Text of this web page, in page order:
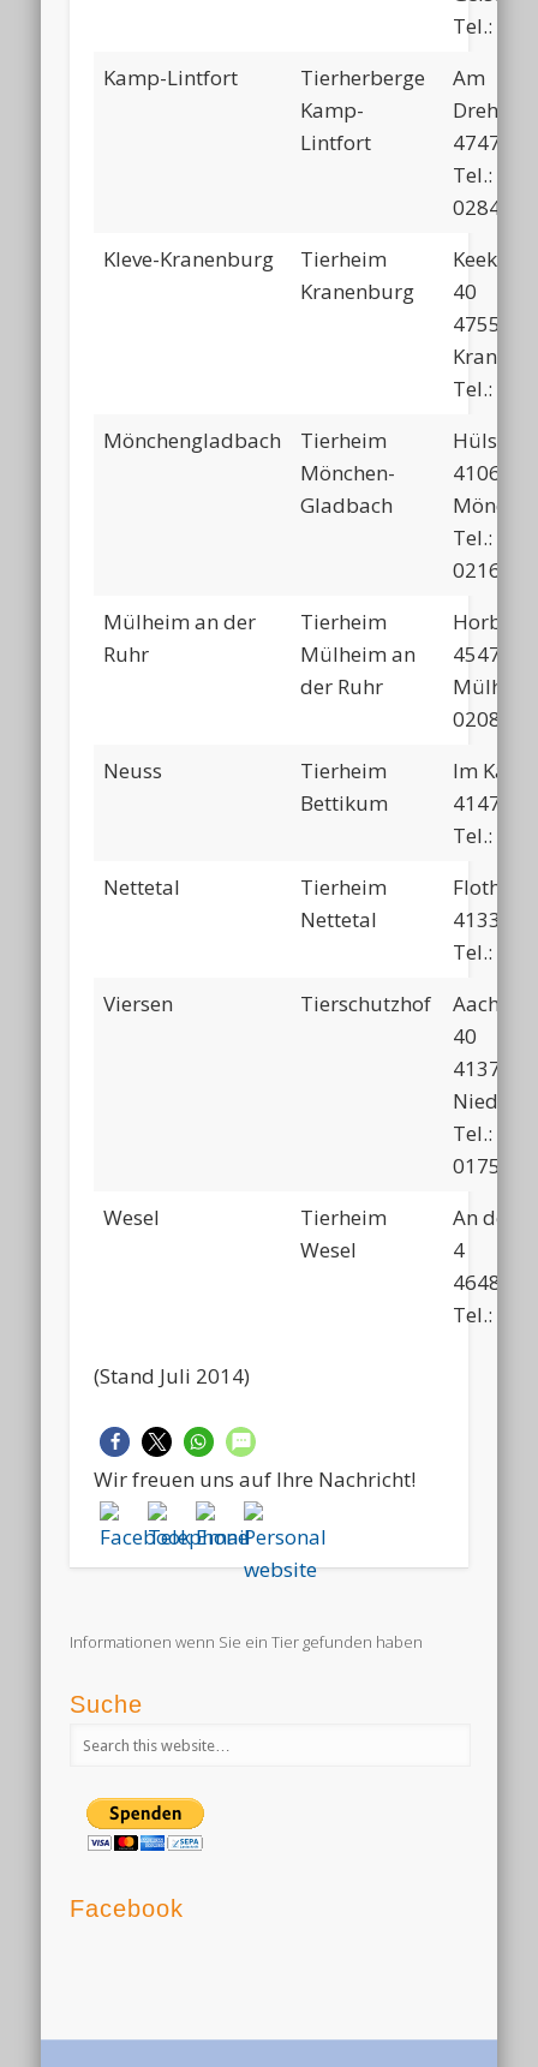
Tel.:
Kamp-Lintfort
Tierherberge
Kamp-
Lintfort
Am
47475
Tel.:
02842/
Kleve-Kranenburg
Tierheim
Kranenburg
40
47559
Tel.:
Mönchengladbach
Tierheim
Mönchen-
Gladbach
41064
Tel.:
02161/
Mülheim an der
Ruhr
Tierheim
Mülheim an
der Ruhr
45470
0208/
Neuss
Tierheim
Bettikum
Im
41470
Tel.:
Nettetal
Tierheim
Nettetal
41334
Tel.:
Viersen
Tierschutzhof
40
41372
Tel.:
0175/
Wesel
Tierheim
Wesel
An der
4
46485
Tel.:
(Stand Juli 2014)
Wir freuen uns auf Ihre Nachricht!
Informationen wenn Sie ein Tier gefunden haben
Suche
Facebook